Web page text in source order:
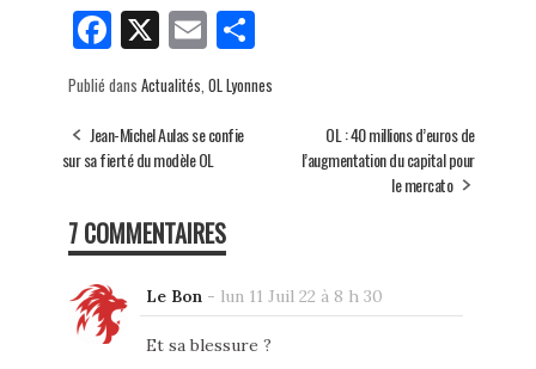
Fa
ce
bo
ok
X E
m
ail
Pa
rt
ag
Publié dans Actualités, OL Lyonnes
Jean-Michel Aulas se confie
sur sa fierté du modèle OL
OL : 40 millions d’euros de
l’augmentation du capital pour
le mercato
7 COMMENTAIRES
Le Bon- lun 11 Juil 22 à 8 h 30
Et sa blessure ?